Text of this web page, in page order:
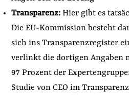
Transparenz:Hier gibt es
Die EU-Kommission besteht
sich ins Transparenzregister
verlinkt die dortigen Angaben
97 Prozent der
Studie von CEO im